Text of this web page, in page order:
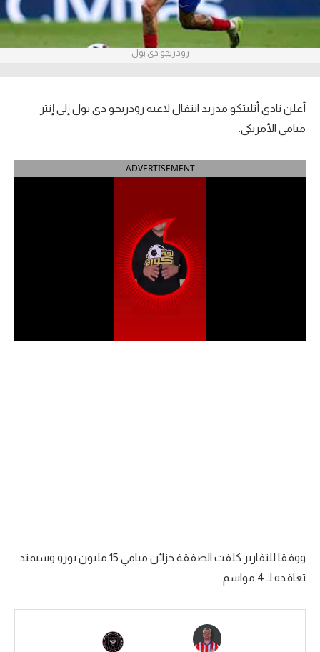
أمريكا 2026
الدوري الإنجليزي الممتاز
الدوري الإيطالي
الدوري السعودي للمحترفين
دوري أبطال إفريقيا
منتخب مصر
رودريجو دي بول
أعلن نادي أتليتكو مدريد انتقال لاعبه رودريجو دي بول إلى إنتر
ميامي الأمريكي.
ADVERTISEMENT
ووفقا للتقارير كلفت الصفقة خزائن ميامي 15 مليون يورو وسيمتد
تعاقده لـ 4 مواسم.